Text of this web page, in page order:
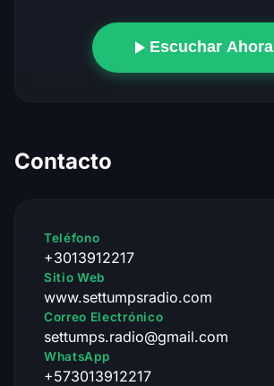
Escuchar Ahora
Contacto
Teléfono
+3013912217
Sitio Web
www.settumpsradio.com
Correo Electrónico
settumps.radio@gmail.com
WhatsApp
+573013912217